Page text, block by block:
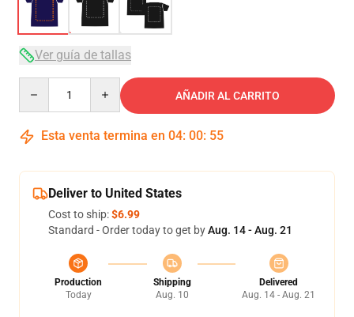
Ver guía de tallas
AÑADIR AL CARRITO
Esta venta termina en 04: 00: 54
Deliver to United States
Cost to ship:$6.99
Standard - Order today to get byAug. 14 - Aug. 21
Production
Today
Shipping
Aug. 10
Delivered
Aug. 14 - Aug. 21